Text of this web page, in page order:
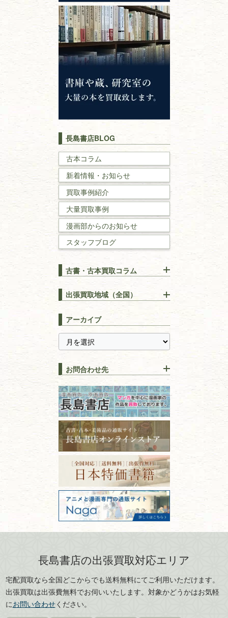
心理学・倫理学
仏教書
神道・神社仏閣
イスラム教
キリスト教
戦記・戦史
国文学・国語学
理工書
数学書・物理学書
建築書
漢方・鍼灸・東洋医学
易学・占い
スピリチュアル・
全集・
趣味・教養
書道
拓本・法帖・碑帖
篆刻・印譜
書道具
美術書・アート本・
デザイン本
カメラ・撮影術
版画・リトグラフ・
刀剣・鎧・甲冑
武道書・武術書
近代文学・
長島書店BLOG
古本コラム
新着情報・お知らせ
買取事例紹介
大量買取事例
漫画部からのお知らせ
スタッフブログ
古書・古本買取コラム
りOK！効率的に売る方法
長島書店の便利な買取サービ
ス
【持ち込み買取】店頭で簡単
に古本を売るメリットとは？
古本を高く売る方法！買取で
上手な売り方のコツを解説
古本の保管方法と劣化する原
因！適切な管理で長持ちさせ
るコツ
古本は汚れていると買取でき
ない？適切な保管方法とクリ
ーニング！
ISBNコードとは？書籍の識別
番号の意味と役割を解説
価値ある古書を売るポイント
と注意点
出張買取地域（全国）
千葉県
神奈川県
静岡県
山梨県
新潟県
長野県
愛知県
石川県
福井県
福島県
富山県
青森県
岩手県
宮城県
秋田県
山形県
岐阜県
三重県
滋賀県
京都府
大阪府
兵庫県
奈良県
島根県
岡山県
徳島県
香川県
愛媛県
アーカイブ
お問合わせ先
古本買取専門店 長島書店
〒101-0051
東京都千代田区神田神保町2-5-1
フリーダイヤル：0120-414-548
電話：03-3512-8115
FAX：03-3512-8116
古物商許可：東京都公安委員会 第
301028901712号
古物商名称：有限会社長島書店
長島書店の出張買取対応エリア
宅配買取なら全国どこからでも送料無料にてご利用いただけます。
出張買取は出張費無料でお伺いいたします。対象かどうかはお気軽
にお問い合わせください。